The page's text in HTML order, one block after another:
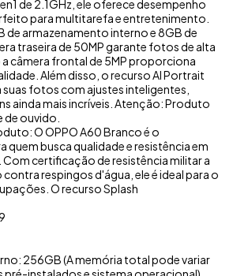
de 2.1GHz, ele oferece desempenho
para multitarefa e entretenimento.
de armazenamento interno e 8GB de
traseira de 50MP garante fotos de alta
câmera frontal de 5MP proporciona
Além disso, o recurso AI Portrait
fotos com ajustes inteligentes,
ainda mais incríveis. Atenção: Produto
ouvido.
O OPPO A60 Branco é o
quem busca qualidade e resistência em
certificação de resistência militar a
respingos d'água, ele é ideal para o
O recurso Splash
256GB (A memória total pode variar